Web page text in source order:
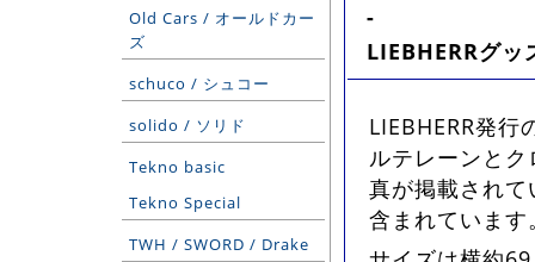
Old Cars / オールドカー
ズ
schuco / シュコー
solido / ソリド
Tekno basic
Tekno Special
TWH / SWORD / Drake
-
LIEBHERRグッ
LIEBHERR発
ルテレーンと
真が掲載され
含まれています